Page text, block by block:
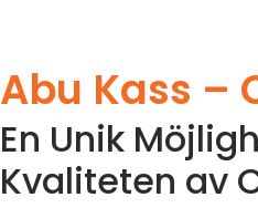
Abu Kass –
En Unik
Kvaliteten av